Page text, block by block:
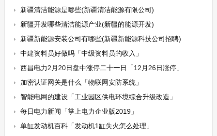
新疆清洁能源是哪些(新疆清洁能源有限公司)
新疆开发哪些清洁能源产业(新疆的能源开发)
新疆新能源安装公司有哪些(新疆新能源科技公司招聘)
中建资料员好做吗「中级资料员的收入」
西昌电力2月20日盘中涨停二十一日「12月26日涨停」
加密认证网关是什么「物联网安防系统」
智能电网的建设「工业园区供电环境综合升级改造」
每日电力新闻「掌上电力企业版2019」
单缸发动机百科「发动机1缸失火怎么处理」